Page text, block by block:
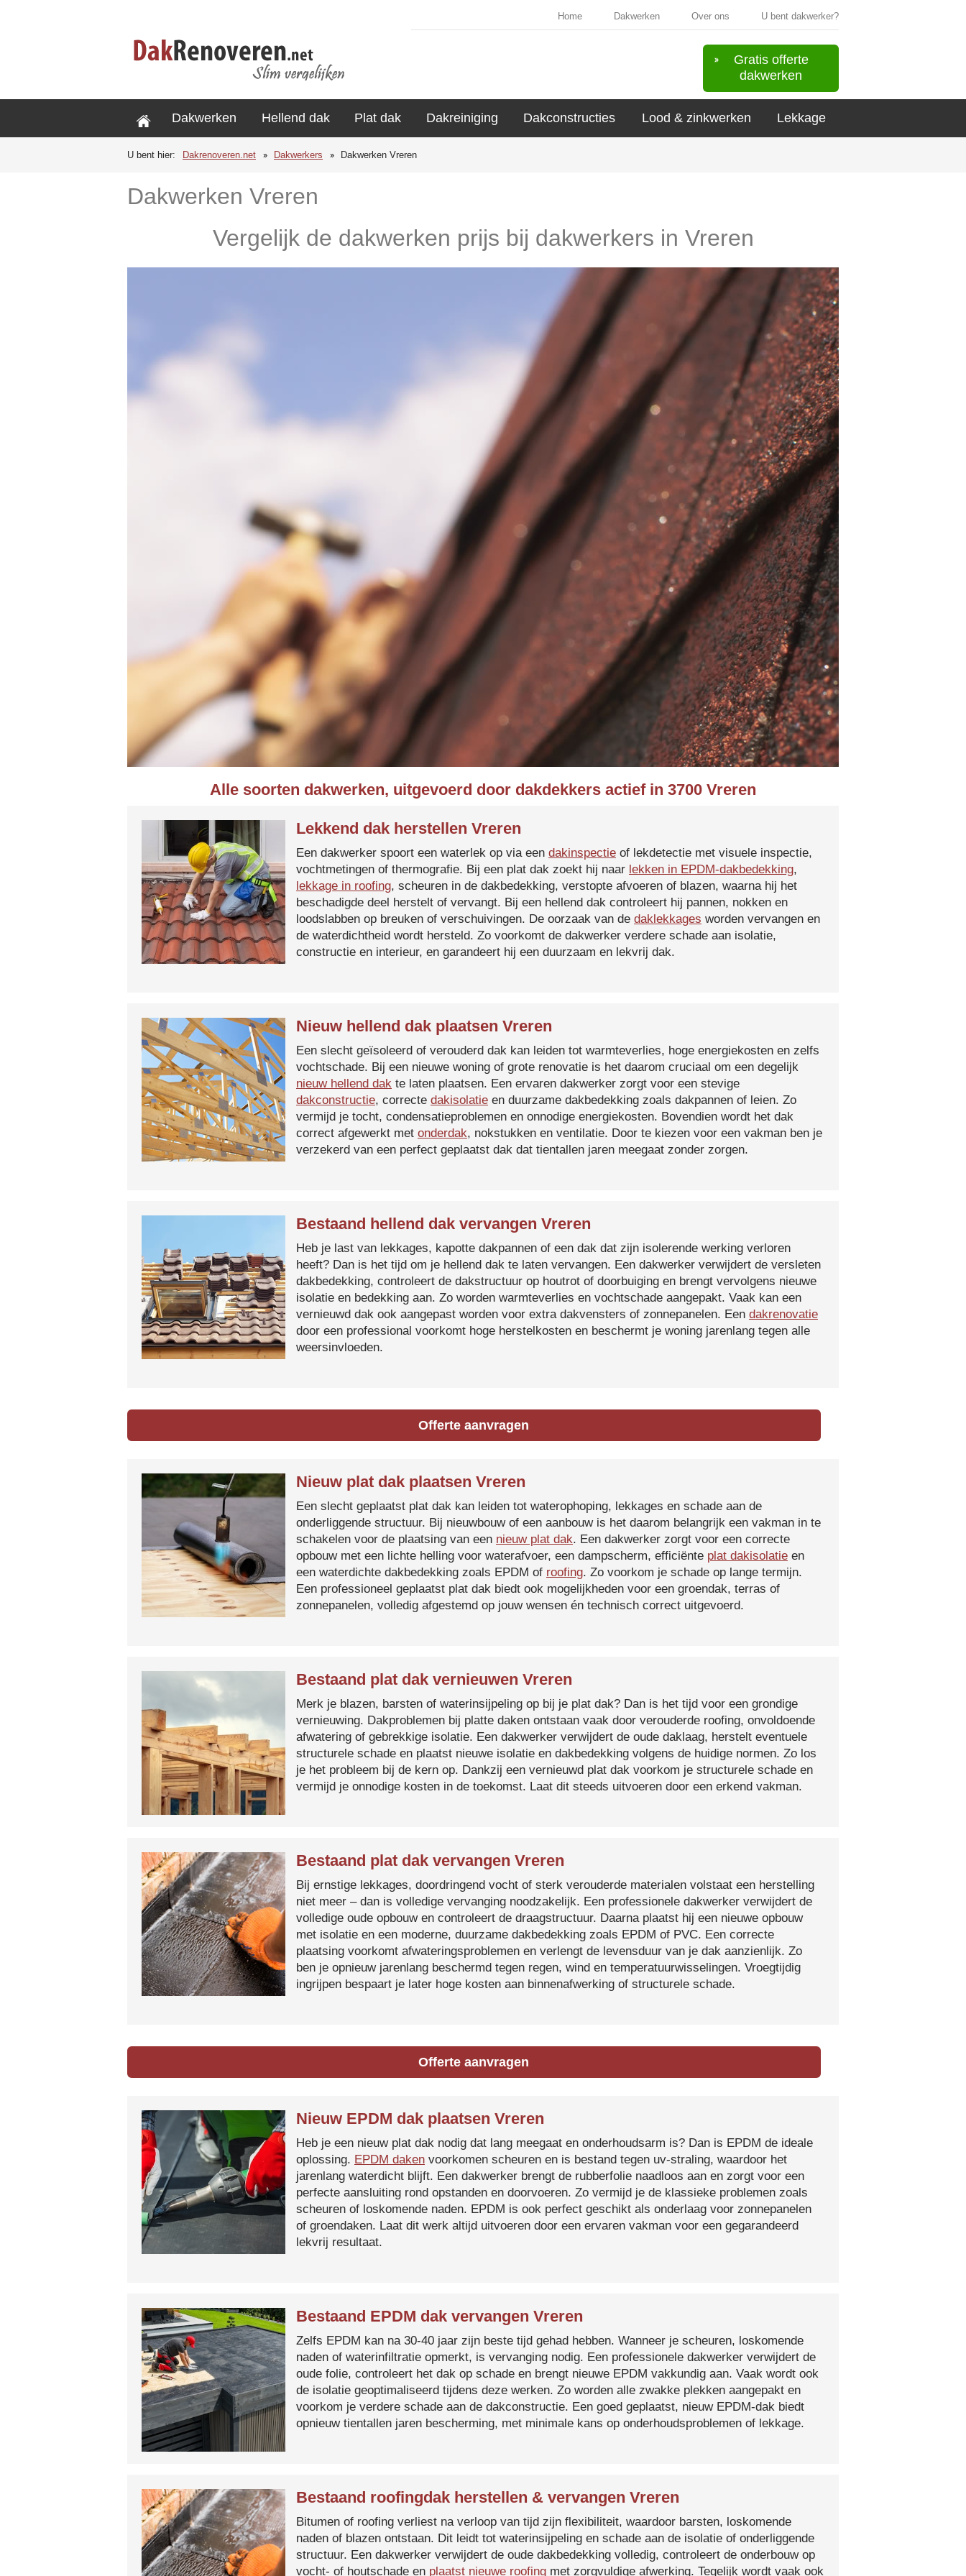
Home Dakwerken Over ons U bent dakwerker?
Gratis offerte
dakwerken
Dakwerken Hellend dak Plat dak Dakreiniging Dakconstructies Lood & zinkwerken Lekkage
U bent hier: Dakrenoveren.net Dakwerkers Dakwerken Vreren
Dakwerken Vreren
Vergelijk de dakwerken prijs bij dakwerkers in Vreren
Alle soorten dakwerken, uitgevoerd door dakdekkers actief in 3700 Vreren
Lekkend dak herstellen Vreren
Een dakwerker spoort een waterlek op via een dakinspectie of lekdetectie met visuele inspectie,
vochtmetingen of thermografie. Bij een plat dak zoekt hij naar lekken in EPDM-dakbedekking,
lekkage in roofing, scheuren in de dakbedekking, verstopte afvoeren of blazen, waarna hij het
beschadigde deel herstelt of vervangt. Bij een hellend dak controleert hij pannen, nokken en
loodslabben op breuken of verschuivingen. De oorzaak van de daklekkages worden vervangen en
de waterdichtheid wordt hersteld. Zo voorkomt de dakwerker verdere schade aan isolatie,
constructie en interieur, en garandeert hij een duurzaam en lekvrij dak.
Nieuw hellend dak plaatsen Vreren
Een slecht geïsoleerd of verouderd dak kan leiden tot warmteverlies, hoge energiekosten en zelfs
vochtschade. Bij een nieuwe woning of grote renovatie is het daarom cruciaal om een degelijk
nieuw hellend dak te laten plaatsen. Een ervaren dakwerker zorgt voor een stevige
dakconstructie, correcte dakisolatie en duurzame dakbedekking zoals dakpannen of leien. Zo
vermijd je tocht, condensatieproblemen en onnodige energiekosten. Bovendien wordt het dak
correct afgewerkt met onderdak, nokstukken en ventilatie. Door te kiezen voor een vakman ben je
verzekerd van een perfect geplaatst dak dat tientallen jaren meegaat zonder zorgen.
Bestaand hellend dak vervangen Vreren
Heb je last van lekkages, kapotte dakpannen of een dak dat zijn isolerende werking verloren
heeft? Dan is het tijd om je hellend dak te laten vervangen. Een dakwerker verwijdert de versleten
dakbedekking, controleert de dakstructuur op houtrot of doorbuiging en brengt vervolgens nieuwe
isolatie en bedekking aan. Zo worden warmteverlies en vochtschade aangepakt. Vaak kan een
vernieuwd dak ook aangepast worden voor extra dakvensters of zonnepanelen. Een dakrenovatie
door een professional voorkomt hoge herstelkosten en beschermt je woning jarenlang tegen alle
weersinvloeden.
Offerte aanvragen
Nieuw plat dak plaatsen Vreren
Een slecht geplaatst plat dak kan leiden tot waterophoping, lekkages en schade aan de
onderliggende structuur. Bij nieuwbouw of een aanbouw is het daarom belangrijk een vakman in te
schakelen voor de plaatsing van een nieuw plat dak. Een dakwerker zorgt voor een correcte
opbouw met een lichte helling voor waterafvoer, een dampscherm, efficiënte plat dakisolatie en
een waterdichte dakbedekking zoals EPDM of roofing. Zo voorkom je schade op lange termijn.
Een professioneel geplaatst plat dak biedt ook mogelijkheden voor een groendak, terras of
zonnepanelen, volledig afgestemd op jouw wensen én technisch correct uitgevoerd.
Bestaand plat dak vernieuwen Vreren
Merk je blazen, barsten of waterinsijpeling op bij je plat dak? Dan is het tijd voor een grondige
vernieuwing. Dakproblemen bij platte daken ontstaan vaak door verouderde roofing, onvoldoende
afwatering of gebrekkige isolatie. Een dakwerker verwijdert de oude daklaag, herstelt eventuele
structurele schade en plaatst nieuwe isolatie en dakbedekking volgens de huidige normen. Zo los
je het probleem bij de kern op. Dankzij een vernieuwd plat dak voorkom je structurele schade en
vermijd je onnodige kosten in de toekomst. Laat dit steeds uitvoeren door een erkend vakman.
Bestaand plat dak vervangen Vreren
Bij ernstige lekkages, doordringend vocht of sterk verouderde materialen volstaat een herstelling
niet meer – dan is volledige vervanging noodzakelijk. Een professionele dakwerker verwijdert de
volledige oude opbouw en controleert de draagstructuur. Daarna plaatst hij een nieuwe opbouw
met isolatie en een moderne, duurzame dakbedekking zoals EPDM of PVC. Een correcte
plaatsing voorkomt afwateringsproblemen en verlengt de levensduur van je dak aanzienlijk. Zo
ben je opnieuw jarenlang beschermd tegen regen, wind en temperatuurwisselingen. Vroegtijdig
ingrijpen bespaart je later hoge kosten aan binnenafwerking of structurele schade.
Offerte aanvragen
Nieuw EPDM dak plaatsen Vreren
Heb je een nieuw plat dak nodig dat lang meegaat en onderhoudsarm is? Dan is EPDM de ideale
oplossing. EPDM daken voorkomen scheuren en is bestand tegen uv-straling, waardoor het
jarenlang waterdicht blijft. Een dakwerker brengt de rubberfolie naadloos aan en zorgt voor een
perfecte aansluiting rond opstanden en doorvoeren. Zo vermijd je de klassieke problemen zoals
scheuren of loskomende naden. EPDM is ook perfect geschikt als onderlaag voor zonnepanelen
of groendaken. Laat dit werk altijd uitvoeren door een ervaren vakman voor een gegarandeerd
lekvrij resultaat.
Bestaand EPDM dak vervangen Vreren
Zelfs EPDM kan na 30-40 jaar zijn beste tijd gehad hebben. Wanneer je scheuren, loskomende
naden of waterinfiltratie opmerkt, is vervanging nodig. Een professionele dakwerker verwijdert de
oude folie, controleert het dak op schade en brengt nieuwe EPDM vakkundig aan. Vaak wordt ook
de isolatie geoptimaliseerd tijdens deze werken. Zo worden alle zwakke plekken aangepakt en
voorkom je verdere schade aan de dakconstructie. Een goed geplaatst, nieuw EPDM-dak biedt
opnieuw tientallen jaren bescherming, met minimale kans op onderhoudsproblemen of lekkage.
Bestaand roofingdak herstellen & vervangen Vreren
Bitumen of roofing verliest na verloop van tijd zijn flexibiliteit, waardoor barsten, loskomende
naden of blazen ontstaan. Dit leidt tot waterinsijpeling en schade aan de isolatie of onderliggende
structuur. Een dakwerker verwijdert de oude dakbedekking volledig, controleert de onderbouw op
vocht- of houtschade en plaatst nieuwe roofing met zorgvuldige afwerking. Tegelijk wordt vaak ook